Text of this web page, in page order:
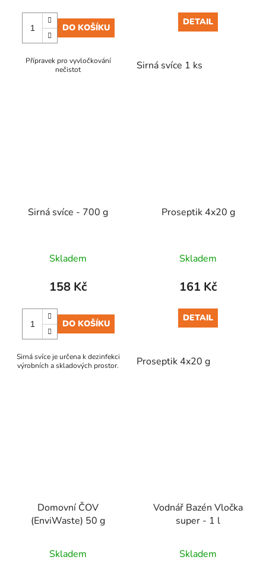
DO KOŠÍKU
Přípravek pro vyvločkování
nečistot
DETAIL
Sirná svíce 1 ks
Sirná svíce - 700 g
Skladem
158 Kč
DO KOŠÍKU
Sirná svíce je určena k dezinfekci
výrobních a skladových prostor.
Proseptik 4x20 g
Skladem
161 Kč
DETAIL
Proseptik 4x20 g
Domovní ČOV
(EnviWaste) 50 g
Skladem
Vodnář Bazén Vločka
super - 1 l
Skladem